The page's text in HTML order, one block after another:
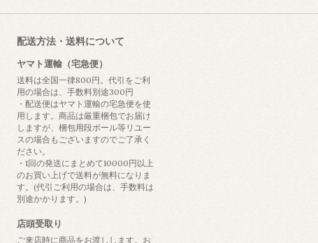
配送方法・送料について
ヤマト運輸（宅急便）
送料は全国一律800円。代引をご利
用の場合は、手数料別途300円
・配送便はヤマト運輸の宅急便を使
用します。商品は厳重梱包でお届け
しますが、梱包用段ボール等リユー
スの場合もございますのでご了承く
ださい。
・1回の発送にまとめて10000円以上
のお買い上げで送料が無料になりま
す。(代引ご利用の場合は、手数料は
別途かかります。)
店頭受取り
ご来店時に商品をお渡しします。お